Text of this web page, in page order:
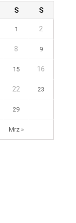
S S
Mrz »
1 2
8 9
15 16
22 23
29